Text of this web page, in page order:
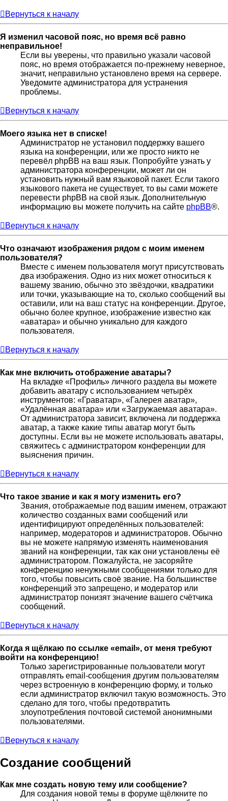
Вернуться к началу
Я изменил часовой пояс, но время всё равно
неправильное!
Если вы уверены, что правильно указали часовой
пояс, но время отображается по-прежнему неверное,
значит, неправильно установлено время на сервере.
Уведомите администратора для устранения
проблемы.
Вернуться к началу
Моего языка нет в списке!
Администратор не установил поддержку вашего
языка на конференции, или же просто никто не
перевёл phpBB на ваш язык. Попробуйте узнать у
администратора конференции, может ли он
установить нужный вам языковой пакет. Если такого
языкового пакета не существует, то вы сами можете
перевести phpBB на свой язык. Дополнительную
информацию вы можете получить на сайте phpBB®.
Вернуться к началу
Что означают изображения рядом с моим именем
пользователя?
Вместе с именем пользователя могут присутствовать
два изображения. Одно из них может относиться к
вашему званию, обычно это звёздочки, квадратики
или точки, указывающие на то, сколько сообщений вы
оставили, или на ваш статус на конференции. Другое,
обычно более крупное, изображение известно как
«аватара» и обычно уникально для каждого
пользователя.
Вернуться к началу
Как мне включить отображение аватары?
На вкладке «Профиль» личного раздела вы можете
добавить аватару с использованием четырёх
инструментов: «Граватар», «Галерея аватар»,
«Удалённая аватара» или «Загружаемая аватара».
От администратора зависит, включена ли поддержка
аватар, а также какие типы аватар могут быть
доступны. Если вы не можете использовать аватары,
свяжитесь с администратором конференции для
выяснения причин.
Вернуться к началу
Что такое звание и как я могу изменить его?
Звания, отображаемые под вашим именем, отражают
количество созданных вами сообщений или
идентифицируют определённых пользователей:
например, модераторов и администраторов. Обычно
вы не можете напрямую изменять наименования
званий на конференции, так как они установлены её
администратором. Пожалуйста, не засоряйте
конференцию ненужными сообщениями только для
того, чтобы повысить своё звание. На большинстве
конференций это запрещено, и модератор или
администратор понизят значение вашего счётчика
сообщений.
Вернуться к началу
Когда я щёлкаю по ссылке «email», от меня требуют
войти на конференцию!
Только зарегистрированные пользователи могут
отправлять email-сообщения другим пользователям
через встроенную в конференцию форму, и только
если администратор включил такую возможность. Это
сделано для того, чтобы предотвратить
злоупотребления почтовой системой анонимными
пользователями.
Вернуться к началу
Создание сообщений
Как мне создать новую тему или сообщение?
Для создания новой темы в форуме щёлкните по